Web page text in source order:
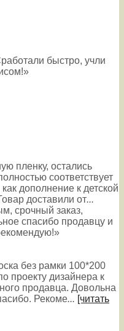
быстро, учли
пленку, остались
соответствует
дополнение к детской
доставили от...
срочный заказ,
спасибо продавцу и
»
без рамки 100*200
проекту дизайнера к
продавца. Довольна
Рекоме... [читать